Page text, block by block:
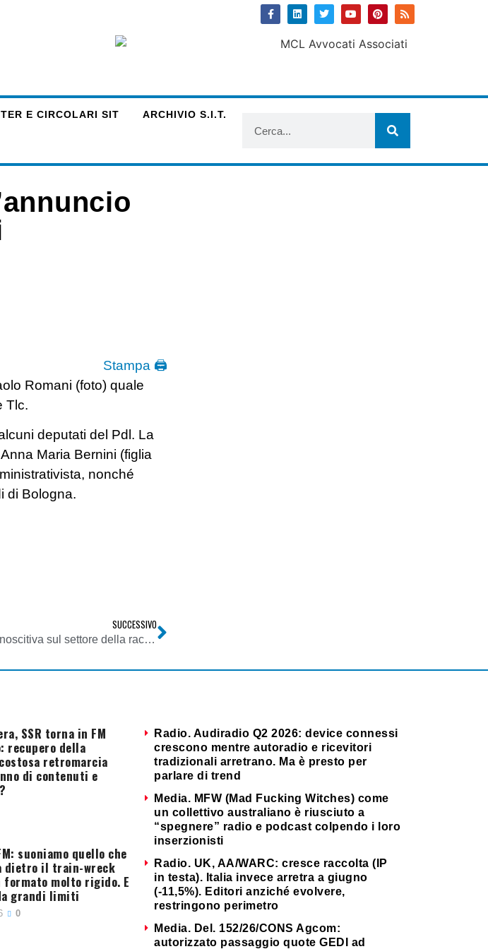
E CIRCOLARI SIT ARCHIVIO S.I.T.
Stampa 🖨
Romani (foto) quale
Tlc.
deputati del Pdl. La
Maria Bernini (figlia
nonché
di Bologna.
SUCCESSIVO
Agcom avvia un’indagine conoscitiva sul settore della raccolta pubblicitaria in Italia
SSR torna in FM
recupero della
retromarcia
di contenuti e
suoniamo quello che
dietro il train-wreck
formato molto rigido. E
grandi limiti
0
Radio. Audiradio Q2 2026: device connessi
crescono mentre autoradio e ricevitori
tradizionali arretrano. Ma è presto per
parlare di trend
Media. MFW (Mad Fucking Witches) come
un collettivo australiano è riusciuto a
“spegnere” radio e podcast colpendo i loro
inserzionisti
Radio. UK, AA/WARC: cresce raccolta (IP
in testa). Italia invece arretra a giugno
(-11,5%). Editori anziché evolvere,
restringono perimetro
Media. Del. 152/26/CONS Agcom:
autorizzato passaggio quote GEDI ad